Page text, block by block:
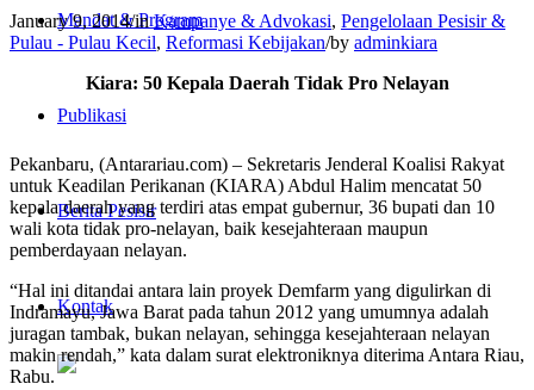
Mandat & Program
Publikasi
Berita Pesisir
Kontak
January 9, 2014/inKampanye & Advokasi, Pengelolaan Pesisir &
Pulau - Pulau Kecil, Reformasi Kebijakan/by adminkiara
Kiara: 50 Kepala Daerah Tidak Pro Nelayan
Pekanbaru, (Antarariau.com) – Sekretaris Jenderal Koalisi Rakyat
untuk Keadilan Perikanan (KIARA) Abdul Halim mencatat 50
kepala daerah yang terdiri atas empat gubernur, 36 bupati dan 10
wali kota tidak pro-nelayan, baik kesejahteraan maupun
pemberdayaan nelayan.
“Hal ini ditandai antara lain proyek Demfarm yang digulirkan di
Indramayu, Jawa Barat pada tahun 2012 yang umumnya adalah
juragan tambak, bukan nelayan, sehingga kesejahteraan nelayan
makin rendah,” kata dalam surat elektroniknya diterima Antara Riau,
Rabu.